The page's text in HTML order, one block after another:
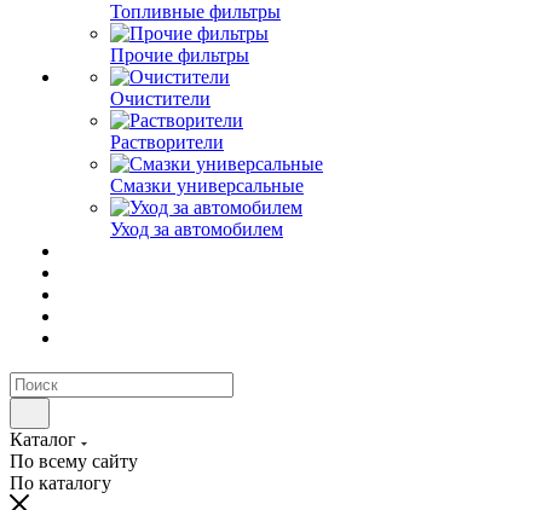
Топливные фильтры
Прочие фильтры
Очистители
Растворители
Смазки универсальные
Уход за автомобилем
Каталог
По всему сайту
По каталогу